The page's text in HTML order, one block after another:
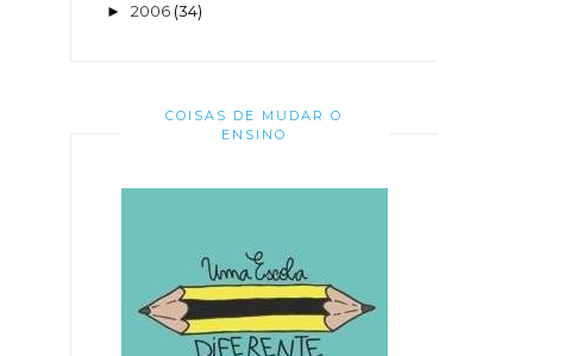
► 2006 (34)
COISAS DE MUDAR O
ENSINO